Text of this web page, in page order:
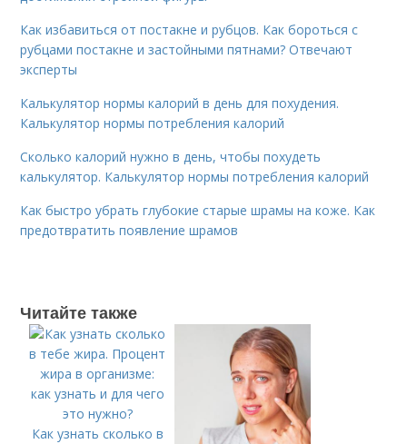
Как избавиться от постакне и рубцов. Как бороться с
рубцами постакне и застойными пятнами? Отвечают
эксперты
Калькулятор нормы калорий в день для похудения.
Калькулятор нормы потребления калорий
Сколько калорий нужно в день, чтобы похудеть
калькулятор. Калькулятор нормы потребления калорий
Как быстро убрать глубокие старые шрамы на коже. Как
предотвратить появление шрамов
Читайте также
Как узнать сколько в